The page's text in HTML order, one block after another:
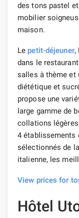
des tons pastel
mobilier
maison.
Le petit-déjeuner,
dans le
salles à thème et
diététique et
propose une
large gamme de
collations
4 établissements
sélectionnés de
italienne, les
View prices for
Hôtel